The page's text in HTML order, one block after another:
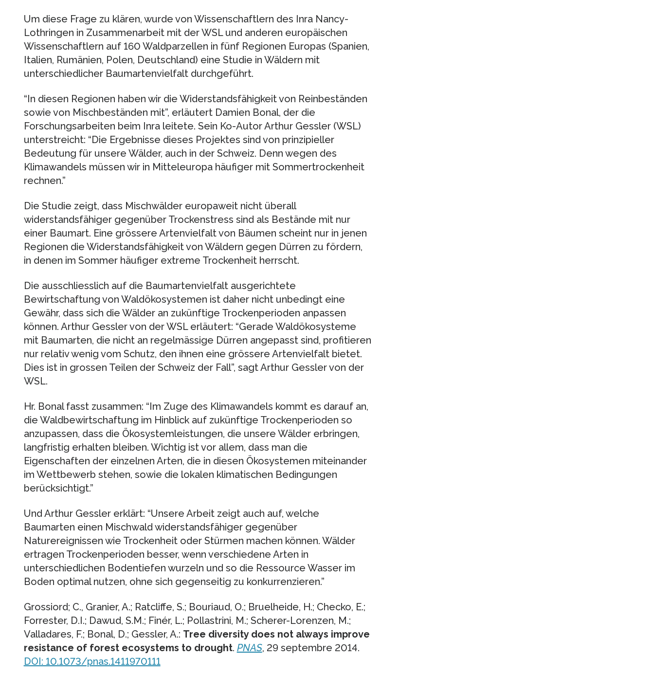
Um diese Frage zu klären, wurde von Wissenschaftlern des Inra Nancy-
Lothringen in Zusammenarbeit mit der WSL und anderen europäischen
Wissen­schaftlern auf 160 Waldparzellen in fünf Regionen Europas (Spanien,
Italien, Rumänien, Polen, Deutschland) eine Studie in Wäldern mit
unterschiedlicher Baumartenvielfalt durchgeführt.
“In diesen Regionen haben wir die Widerstandsfähigkeit von Reinbeständen
sowie von Mischbeständen mit”, erläutert Damien Bonal, der die
Forschungsarbeiten beim Inra leitete. Sein Ko-Autor Arthur Gessler (WSL)
unterstreicht: “Die Ergebnisse dieses Projektes sind von prinzipieller
Bedeutung für unsere Wälder, auch in der Schweiz. Denn wegen des
Klimawandels müssen wir in Mitteleuropa häufiger mit Sommertrockenheit
rechnen.”
Die Studie zeigt, dass Mischwälder europaweit nicht überall
widerstandsfähiger gegenüber Trockenstress sind als Bestände mit nur
einer Baumart. Eine grössere Artenvielfalt von Bäumen scheint nur in jenen
Regionen die Widerstandsfähigkeit von Wäldern gegen Dürren zu fördern,
in denen im Sommer häufiger extreme Trockenheit herrscht.
Die ausschliesslich auf die Baumartenvielfalt ausgerichtete
Bewirtschaftung von Waldökosystemen ist daher nicht unbedingt eine
Gewähr, dass sich die Wälder an zukünftige Trockenperioden anpassen
können. Arthur Gessler von der WSL erläutert: “Gerade Waldökosysteme
mit Baumarten, die nicht an regelmässige Dürren angepasst sind, profitieren
nur relativ wenig vom Schutz, den ihnen eine grössere Artenvielfalt bietet.
Dies ist in grossen Teilen der Schweiz der Fall”, sagt Arthur Gessler von der
WSL.
Hr. Bonal fasst zusammen: “Im Zuge des Klimawandels kommt es darauf an,
die Waldbewirtschaftung im Hinblick auf zukünftige Trockenperioden so
anzupassen, dass die Ökosystemleistungen, die unsere Wälder erbringen,
lang­fristig erhalten bleiben. Wichtig ist vor allem, dass man die
Eigenschaften der einzelnen Arten, die in diesen Ökosystemen miteinander
im Wettbewerb stehen, sowie die lokalen klimatischen Bedingungen
berücksichtigt.”
Und Arthur Gessler erklärt: “Unsere Arbeit zeigt auch auf, welche
Baumarten einen Mischwald widerstandsfähiger gegenüber
Naturereignissen wie Trockenheit oder Stürmen machen können. Wälder
ertragen Trockenperioden besser, wenn verschiedene Arten in
unterschiedlichen Bodentiefen wurzeln und so die Ressource Wasser im
Boden optimal nutzen, ohne sich gegenseitig zu konkurrenzieren.”
Grossiord; C., Granier, A.; Ratcliffe, S.; Bouriaud, O.; Bruelheide, H.; Checko, E.;
Forrester, D.I.; Dawud, S.M.; Finér, L.; Pollastrini, M.; Scherer-Lorenzen, M.;
Valladares, F.; Bonal, D.; Gessler, A.: Tree diversity does not always improve
resistance of forest ecosystems to drought. PNAS, 29 septembre 2014.
DOI: 10.1073/pnas.1411970111